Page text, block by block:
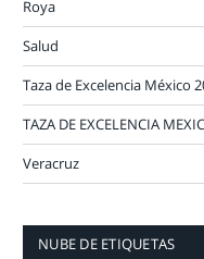
Roya
Salud
Taza de Excelencia México
TAZA DE EXCELENCIA
Veracruz
NUBE DE ETIQUETAS